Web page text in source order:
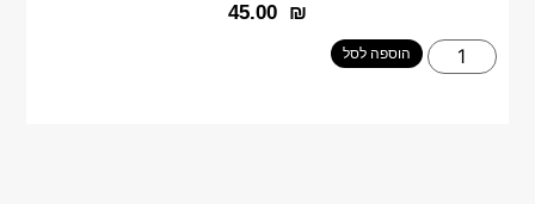
‎45.00 ₪
הוספה לסל